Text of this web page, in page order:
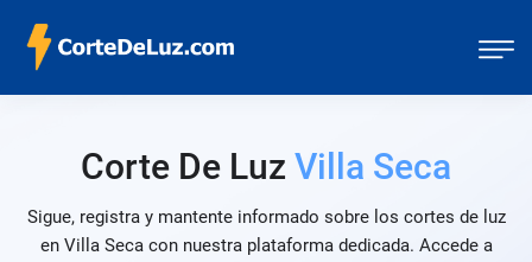
Corte De Luz Villa Seca
Sigue, registra y mantente informado sobre los cortes de luz
en Villa Seca con nuestra plataforma dedicada. Accede a